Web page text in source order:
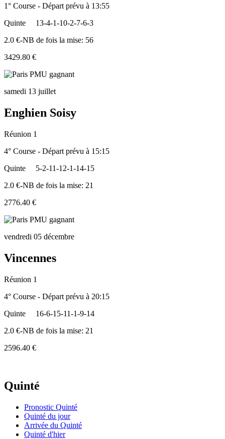
1° Course - Départ prévu à 13:55
Quinte
13-4-1-10-2-7-6-3
2.0 €-NB de fois la mise: 56
3429.80 €
samedi 13 juillet
Enghien Soisy
Réunion 1
4° Course - Départ prévu à 15:15
Quinte
5-2-11-12-1-14-15
2.0 €-NB de fois la mise: 21
2776.40 €
vendredi 05 décembre
Vincennes
Réunion 1
4° Course - Départ prévu à 20:15
Quinte
16-6-15-11-1-9-14
2.0 €-NB de fois la mise: 21
2596.40 €
Quinté
Pronostic Quinté
Quinté du jour
Arrivée du Quinté
Quinté d'hier